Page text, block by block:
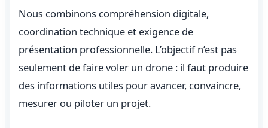
Nous combinons compréhension digitale,
coordination technique et exigence de
présentation professionnelle. L’objectif n’est pas
seulement de faire voler un drone : il faut produire
des informations utiles pour avancer, convaincre,
mesurer ou piloter un projet.